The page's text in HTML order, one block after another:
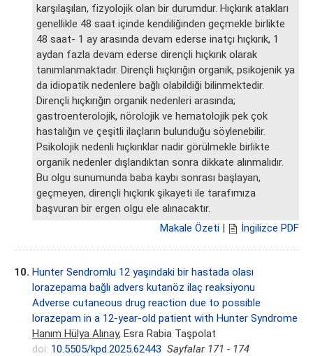
karşılaşılan, fizyolojik olan bir durumdur. Hıçkırık atakları
genellikle 48 saat içinde kendiliğinden geçmekle birlikte
48 saat- 1 ay arasında devam ederse inatçı hıçkırık, 1
aydan fazla devam ederse dirençli hıçkırık olarak
tanımlanmaktadır. Dirençli hıçkırığın organik, psikojenik ya
da idiopatik nedenlere bağlı olabildiği bilinmektedir.
Dirençli hıçkırığın organik nedenleri arasında;
gastroenterolojik, nörolojik ve hematolojik pek çok
hastalığın ve çeşitli ilaçların bulunduğu söylenebilir.
Psikolojik nedenli hıçkırıklar nadir görülmekle birlikte
organik nedenler dışlandıktan sonra dikkate alınmalıdır.
Bu olgu sunumunda baba kaybı sonrası başlayan,
geçmeyen, dirençli hıçkırık şikayeti ile tarafımıza
başvuran bir ergen olgu ele alınacaktır.
Makale Özeti | İngilizce PDF
10. Hunter Sendromlu 12 yaşındaki bir hastada olası
lorazepama bağlı advers kutanöz ilaç reaksiyonu
Adverse cutaneous drug reaction due to possible
lorazepam in a 12-year-old patient with Hunter Syndrome
Hanım Hülya Alınay, Esra Rabia Taşpolat
doi: 10.5505/kpd.2025.62443 Sayfalar 171 - 174